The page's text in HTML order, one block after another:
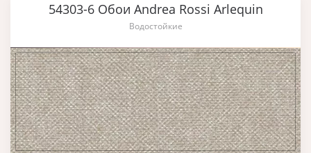
54303-6 Обои Andrea Rossi Arlequin
Водостойкие